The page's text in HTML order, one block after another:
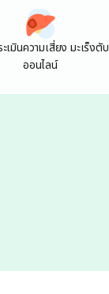
เมินความเสี่ยง มะเร็งตับ
ออนไลน์